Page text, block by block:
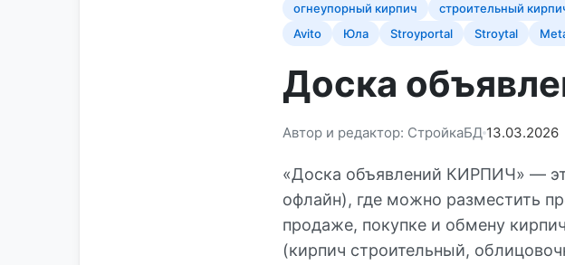
огнеупорный кирпич
строительный
Avito
Юла Stroyportal Stroytal
Доска
Автор и редактор: СтройкаБД 13.03.2026
«Доска объявлений КИРПИЧ» —
офлайн), где можно разместить
продаже, покупке и обмену
(кирпич строительный,